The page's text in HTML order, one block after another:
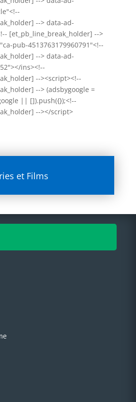
--> data-ad-
[et_pb_line_break_holder] -->
pub-4513763179960791"<!--
--> data-ad-
ins><!--
--><script><!--
--> (adsbygoogle =
|| []).push({});<!--
--></script>
et Films